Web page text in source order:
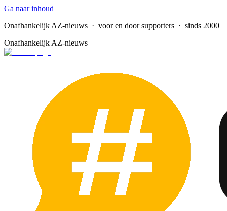
Ga naar inhoud
Onafhankelijk AZ-nieuws · voor en door supporters · sinds 2000
Onafhankelijk AZ-nieuws